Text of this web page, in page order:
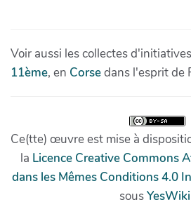
Voir aussi les collectes
11ème, en Corsedans l'esprit de
Ce(tte) œuvre est mise à
la Licence Creative Commons
dans les Mêmes Conditions 4.0
sousYesWiki